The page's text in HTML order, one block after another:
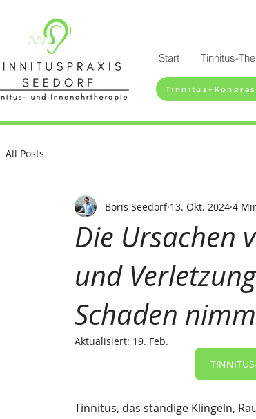
Start Tinnitus-
Tinnitus-
All Posts
Die Ursachen
und
Schaden
Boris Seedorf 13. Okt. 2024 4
Aktualisiert: 19. Feb.
Tinnitus, das ständige Klingeln,